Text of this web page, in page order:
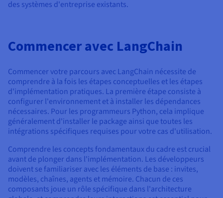
des systèmes d'entreprise existants.
Commencer avec LangChain
Commencer votre parcours avec LangChain nécessite de
comprendre à la fois les étapes conceptuelles et les étapes
d'implémentation pratiques. La première étape consiste à
configurer l'environnement et à installer les dépendances
nécessaires. Pour les programmeurs Python, cela implique
généralement d'installer le package ainsi que toutes les
intégrations spécifiques requises pour votre cas d'utilisation.
Comprendre les concepts fondamentaux du cadre est crucial
avant de plonger dans l'implémentation. Les développeurs
doivent se familiariser avec les éléments de base : invites,
modèles, chaînes, agents et mémoire. Chacun de ces
composants joue un rôle spécifique dans l'architecture